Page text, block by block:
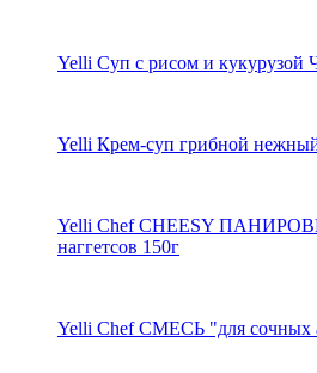
Yelli Суп с рисом и кукурузой
Yelli Крем-суп грибной
Yelli Chef CHEESY
наггетсов 150г
Yelli Chef СМЕСЬ "для сочных